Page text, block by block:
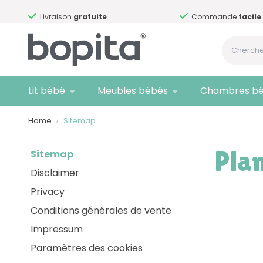
Livraison gratuite Commande facile
Lit bébé Meubles bébés Chambres
Home Sitemap
Sitemap
Disclaimer
Privacy
Conditions générales de vente
Impressum
Paramètres des cookies